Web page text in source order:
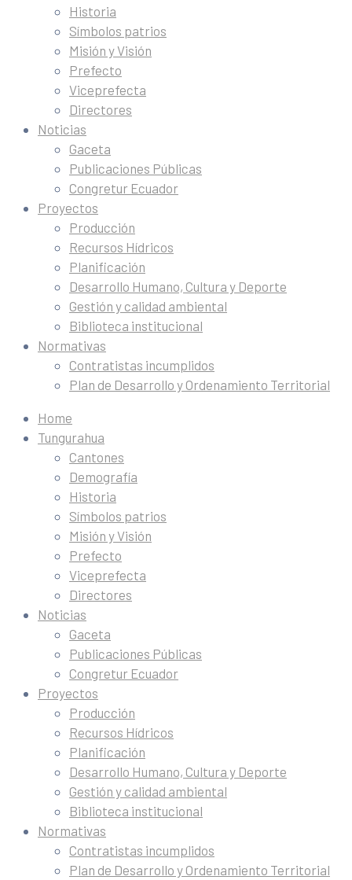
Historia
Símbolos patrios
Misión y Visión
Prefecto
Viceprefecta
Directores
Noticias
Gaceta
Publicaciones Públicas
Congretur Ecuador
Proyectos
Producción
Recursos Hídricos
Planificación
Desarrollo Humano, Cultura y Deporte
Gestión y calidad ambiental
Biblioteca institucional
Normativas
Contratistas incumplidos
Plan de Desarrollo y Ordenamiento Territorial
Home
Tungurahua
Cantones
Demografía
Historia
Símbolos patrios
Misión y Visión
Prefecto
Viceprefecta
Directores
Noticias
Gaceta
Publicaciones Públicas
Congretur Ecuador
Proyectos
Producción
Recursos Hídricos
Planificación
Desarrollo Humano, Cultura y Deporte
Gestión y calidad ambiental
Biblioteca institucional
Normativas
Contratistas incumplidos
Plan de Desarrollo y Ordenamiento Territorial